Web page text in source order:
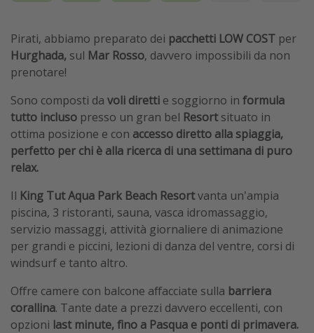
Pirati, abbiamo preparato dei pacchetti LOW COST per
Hurghada, sul Mar Rosso, davvero impossibili da non
prenotare!
Sono composti da voli diretti e soggiorno in formula
tutto incluso presso un gran bel Resortsituato in
ottima posizione e con accesso diretto alla spiaggia,
perfetto per chi è alla ricerca di una settimana di puro
relax.
Il King Tut Aqua Park Beach Resortvanta un'ampia
piscina, 3 ristoranti, sauna, vasca idromassaggio,
servizio massaggi, attività giornaliere di animazione
per grandi e piccini, lezioni di danza del ventre, corsi di
windsurf e tanto altro.
Offre camere con balcone affacciate sulla barriera
corallina. Tante date a prezzi davvero eccellenti, con
opzioni last minute, fino a Pasqua e ponti di primavera.